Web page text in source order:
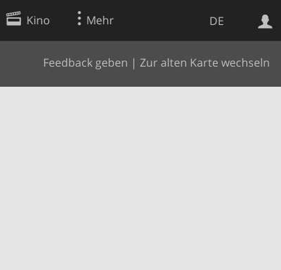
DE
Kino Mehr
Feedback geben | Zur alten Karte wechseln
Websuche